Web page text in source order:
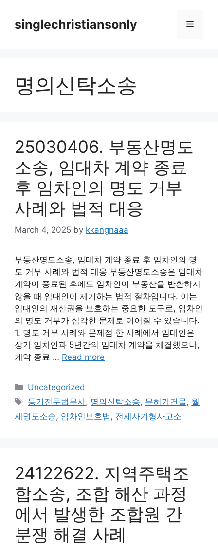
contentsinglechristiansonly Menu
명의신탁소송
25030406. 부동산명도
소송, 임대차 계약 종료
후 임차인의 명도 거부
사례와 법적 대응
March 4, 2025 by kkangnaaa
부동산명도소송, 임대차 계약 종료 후 임차인의 명
도 거부 사례와 법적 대응 부동산명도소송은 임대차
계약이 종료된 후에도 임차인이 부동산을 반환하지
않을 때 임대인이 제기하는 법적 절차입니다. 이는
임대인의 재산권을 보호하는 중요한 도구로, 임차인
의 명도 거부가 심각한 문제로 이어질 수 있습니다.
1. 명도 거부 사례와 문제점 한 사례에서 임대인은
상가 임차인과 5년간의 임대차 계약을 체결했으나,
계약 종료 … Read more
Categories
Uncategorized
Tags
등기전문법무사, 명의신탁소송, 무허가건물, 월
세명도소송, 임차인보호법 , 전세사기형사고소
24122622. 지역주택조
합소송, 조합 해산 과정
에서 발생한 조합원 간
분쟁 해결 사례